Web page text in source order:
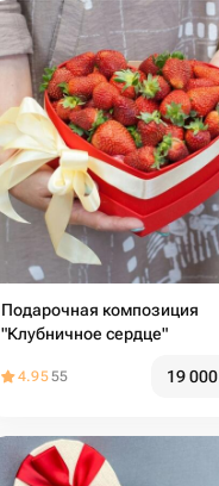
Подарочная композиция
"Клубничное сердце"
4.9555 19 000